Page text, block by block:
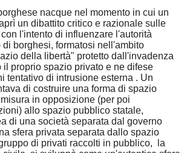
nacque nel momento in cui un
un dibattito critico e razionale sulle
l'intento di influenzare l'autorità
borghesi, formatosi nell'ambito
della libertà" protetto dall'invadenza
il proprio spazio privato e ne difese
tentativo di intrusione esterna . Un
di costruire una forma di spazio
in opposizione (per poi
allo spazio pubblico statale,
di una società separata dal governo
sfera privata separata dallo spazio
di privati raccolti in pubblico, la